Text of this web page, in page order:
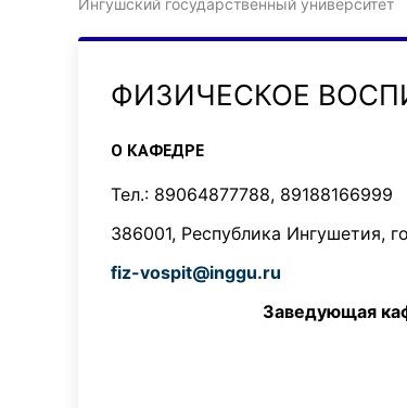
Ингушский государственный университет
ФИЗИЧЕСКОЕ
О КАФЕДРЕ
Тел.: 89064877788, 89188166999
386001, Республика Ингушетия,
fiz-vospit@inggu.ru
Заведующая кафедрой –